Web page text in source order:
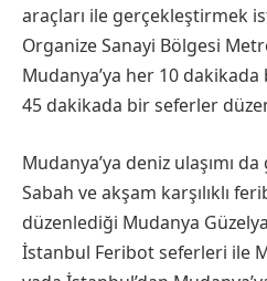
araçları ile gerçekleştirmek
Organize Sanayi Bölgesi
Mudanya’ya her 10 dakikada
45 dakikada bir seferler
Mudanya’ya deniz ulaşımı
Sabah ve akşam karşılıklı
düzenlediği Mudanya
İstanbul Feribot seferleri ile